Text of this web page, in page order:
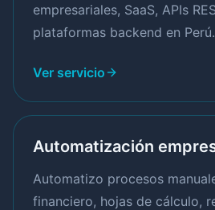
empresariales, SaaS, APIs
plataformas backend en Perú.
Ver servicio
Automatización
Automatizo procesos
financiero, hojas de cálculo,